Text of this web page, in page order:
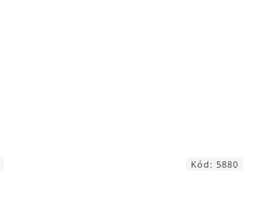
Kód: 5880